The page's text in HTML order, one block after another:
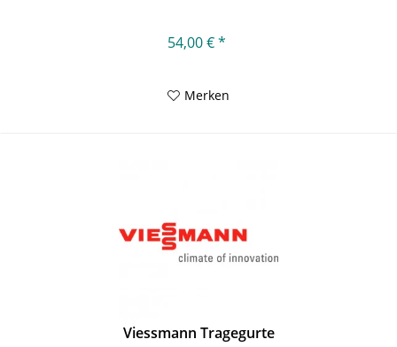
54,00 € *
Merken
Viessmann Tragegurte